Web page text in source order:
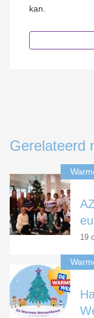
kan.
Gerelateerd
19